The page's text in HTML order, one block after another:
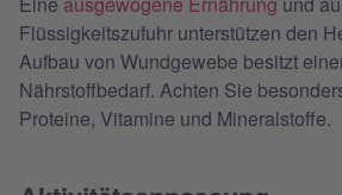
Flüssigkeitszufuhr unterstützen den
Aufbau von Wundgewebe besitzt
Nährstoffbedarf. Achten Sie
Proteine, Vitamine und Mineralstoffe.